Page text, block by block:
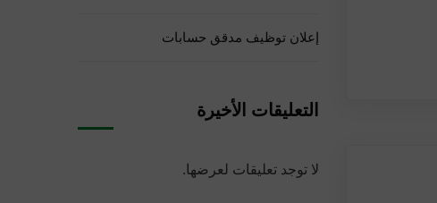
إعلان توظيف مدقق حسابات
التعليقات الأخيرة
لا توجد تعليقات لعرضها.